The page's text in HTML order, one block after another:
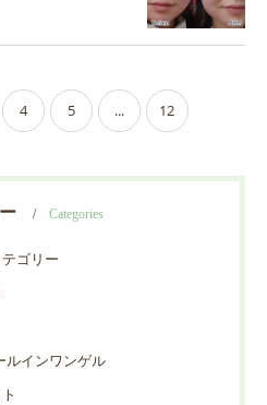
4 5 ... 12
Categories
ゴリー
ルインワンゲル